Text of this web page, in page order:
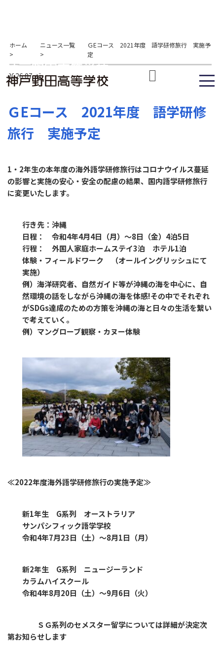
ホーム
>
ニュース一覧
>
ＧEコース 2021年度 語学研修旅行 実施予
定
2026.07.31
ＧEコース 2021年度 語学研修
旅行 実施予定
1・2年生の本年度の海外語学研修旅行はコロナウイルス蔓延
の影響と実施の安心・安全の配慮の結果、国内語学研修旅行
に変更いたします。
行き先：沖縄
日程： 令和4年4月4日（月）～8日（金）4泊5日
行程： 外国人家庭ホームステイ3泊 ホテル1泊
体験・フィールドワーク （オールイングリッシュにて
実施）
例）海洋研究者、自然ガイド等が沖縄の海を中心に、自
然環境の話をしながら沖縄の海を体感!その中でそれぞれ
がSDGs達成のための方策を沖縄の海と日々の生活を繋い
で考えていく。
例）マングローブ観察・カヌー体験
≪2022年度海外語学研修旅行の実施予定≫
新1年生 G系列 オーストラリア
サンパシフィック語学学校
令和4年7月23日（土）～8月1日（月）
新2年生 G系列 ニュージーランド
カラムハイスクール
令和4年8月20日（土）～9月6日（火）
ＳＧ系列のセメスター留学については詳細が決定次
第お知らせします